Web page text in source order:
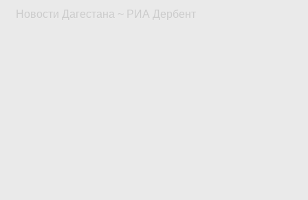
Новости Дагестана ~ РИА Дербент